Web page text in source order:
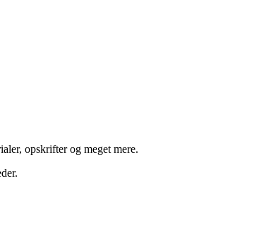
opskrifter og meget mere.